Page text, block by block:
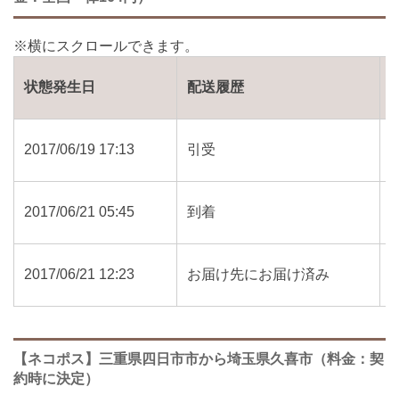
状態発生日 配送履歴
2017/06/19 17:13 引受
2017/06/21 05:45 到着
2017/06/21 12:23 お届け先にお届け済み
【ネコポス】三重県四日市市から埼玉県久喜市（料金：契
約時に決定）